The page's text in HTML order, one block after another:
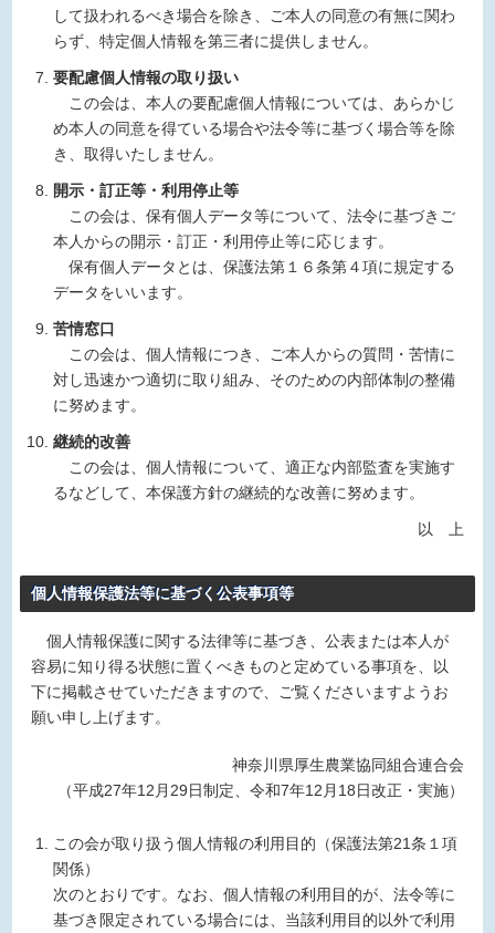
して扱われるべき場合を除き、ご本人の同意の有無に関わ
らず、特定個人情報を第三者に提供しません。
要配慮個人情報の取り扱い
この会は、本人の要配慮個人情報については、あらかじ
め本人の同意を得ている場合や法令等に基づく場合等を除
き、取得いたしません。
開示・訂正等・利用停止等
この会は、保有個人データ等について、法令に基づきご
本人からの開示・訂正・利用停止等に応じます。
保有個人データとは、保護法第１６条第４項に規定する
データをいいます。
苦情窓口
この会は、個人情報につき、ご本人からの質問・苦情に
対し迅速かつ適切に取り組み、そのための内部体制の整備
に努めます。
継続的改善
この会は、個人情報について、適正な内部監査を実施す
るなどして、本保護方針の継続的な改善に努めます。
以 上
個人情報保護法等に基づく公表事項等
個人情報保護に関する法律等に基づき、公表または本人が
容易に知り得る状態に置くべきものと定めている事項を、以
下に掲載させていただきますので、ご覧くださいますようお
願い申し上げます。
神奈川県厚生農業協同組合連合会
（平成27年12月29日制定、令和7年12月18日改正・実施）
この会が取り扱う個人情報の利用目的（保護法第21条１項
関係）
次のとおりです。なお、個人情報の利用目的が、法令等に
基づき限定されている場合には、当該利用目的以外で利用